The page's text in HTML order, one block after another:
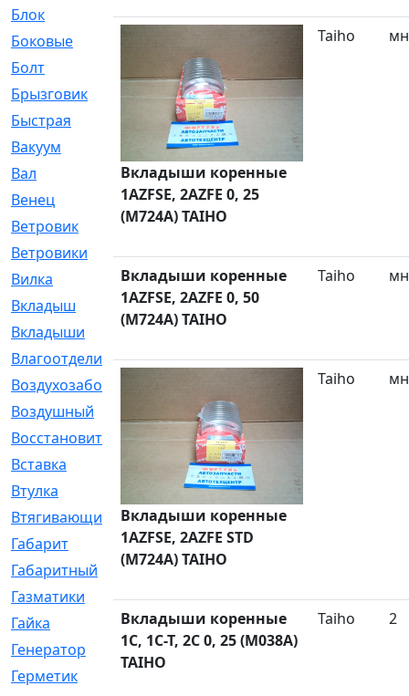
Блок
[81]
Боковые
Болт
[247]
Брызговик
[77]
Быстрая
[2]
Вакуум
[23]
Вал
[194]
Венец
[16]
Ветровик
[132]
Ветровики
[2]
Вилка
[15]
Вкладыш
[41]
Вкладыши
[1131]
Влагоотделитель
[2]
Воздухозаборник
Воздушный
Восстановительный
[1]
Вставка
[168]
Втулка
[1875]
Втягивающий
[22]
Габарит
[286]
Габаритный
[6]
Газматики
[117]
Гайка
[104]
Генератор
[148]
Герметик
Вкладыши коренные
1AZFSE, 2AZFE 0, 25
(M724A) TAIHO
Taiho
Вкладыши коренные
1AZFSE, 2AZFE 0, 50
(M724A) TAIHO
Taiho
Вкладыши коренные
1AZFSE, 2AZFE STD
(M724A) TAIHO
Taiho
Вкладыши коренные
1C, 1C-T, 2C 0, 25 (M038A)
TAIHO
Taiho 2